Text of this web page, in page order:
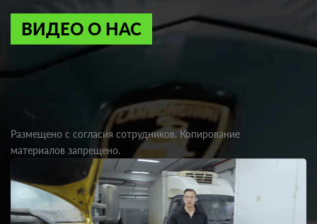
ВИДЕО О НАС
Размещено с согласия сотрудников. Копирование
материалов запрещено.